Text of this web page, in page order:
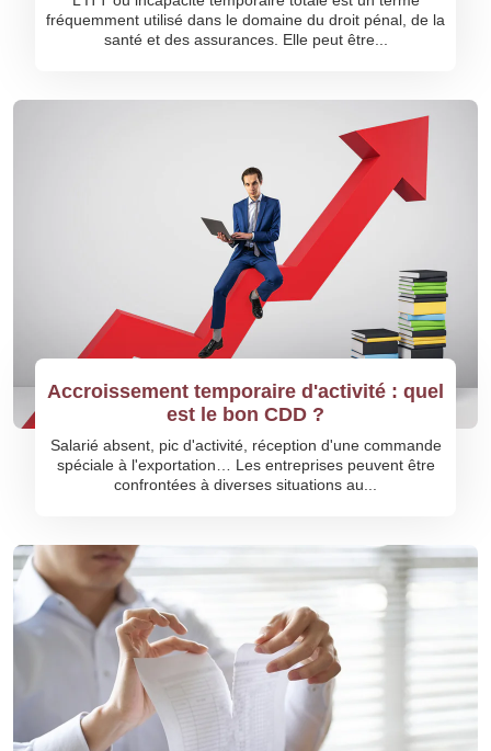
fréquemment utilisé dans le domaine du droit pénal, de la
santé et des assurances. Elle peut être...
Accroissement temporaire d'activité : quel
est le bon CDD ?
Salarié absent, pic d'activité, réception d'une commande
spéciale à l'exportation… Les entreprises peuvent être
confrontées à diverses situations au...